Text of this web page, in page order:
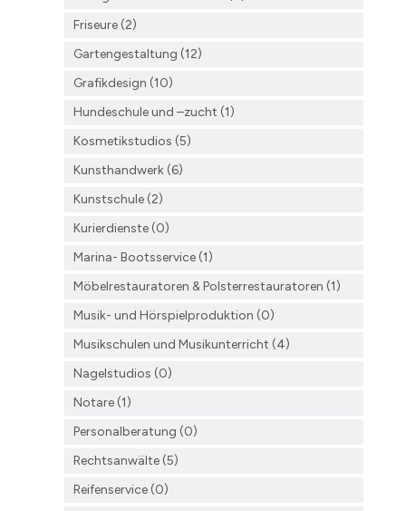
Friseure (2)
Gartengestaltung (12)
Grafikdesign (10)
Hundeschule und –zucht (1)
Kosmetikstudios (5)
Kunsthandwerk (6)
Kunstschule (2)
Kurierdienste (0)
Marina- Bootsservice (1)
Möbelrestauratoren & Polsterrestauratoren (1)
Musik- und Hörspielproduktion (0)
Musikschulen und Musikunterricht (4)
Nagelstudios (0)
Notare (1)
Personalberatung (0)
Rechtsanwälte (5)
Reifenservice (0)